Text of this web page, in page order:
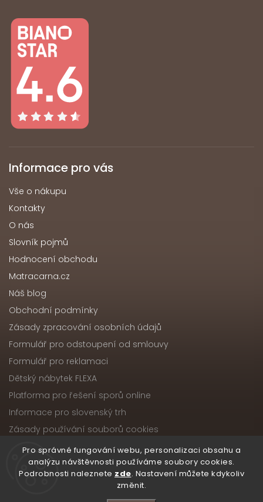
Pro správné fungování webu, personalizaci obsahu a
analýzu návštěvnosti používáme soubory cookies.
Podrobnosti naleznete zde. Nastavení můžete kdykoliv
změnit.
Informace pro vás
Vše o nákupu
Kontakty
O nás
Slovník pojmů
Hodnocení obchodu
Matracarna.cz
Náš blog
Obchodní podmínky
Zásady zpracování osobních údajů
Formulář pro odstoupení od smlouvy
Formulář pro reklamaci
Dětský nábytek FLEXA
Platforma pro řešení sporů online
Informace pro slovenský trh
Zásady používání souborů cookies
Copyright 2026Nábytek ATIKA, s.r.o.. Všechna práva
vyhrazena.